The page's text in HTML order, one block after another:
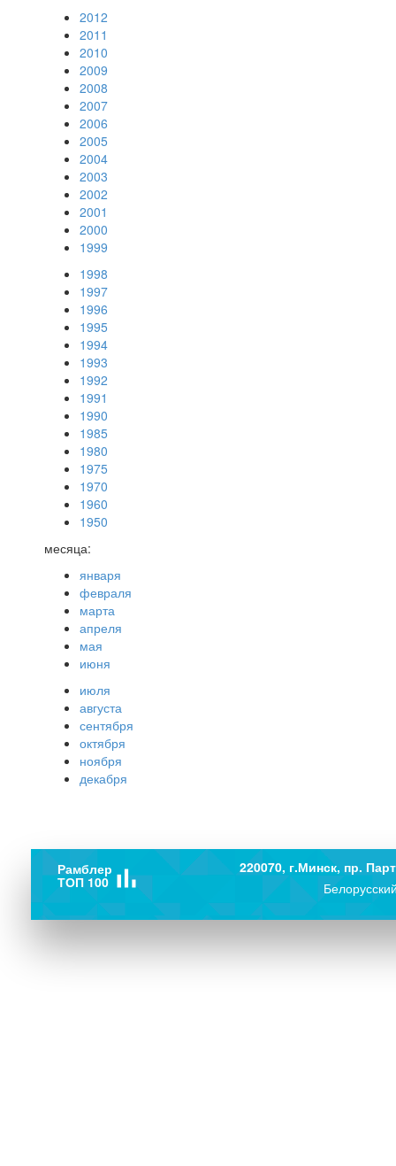
2012
2011
2010
2009
2008
2007
2006
2005
2004
2003
2002
2001
2000
1999
1998
1997
1996
1995
1994
1993
1992
1991
1990
1985
1980
1975
1970
1960
1950
месяца:
января
февраля
марта
апреля
мая
июня
июля
августа
сентября
октября
ноября
декабря
220070, г.Минск, пр.
bar_chart
Рамблер
ТОП 100